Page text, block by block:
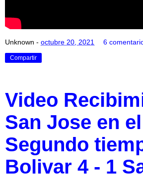
Unknown - octubre 20, 2021 6
Compartir
Video
San Jose en el
Segundo
Bolivar 4 - 1